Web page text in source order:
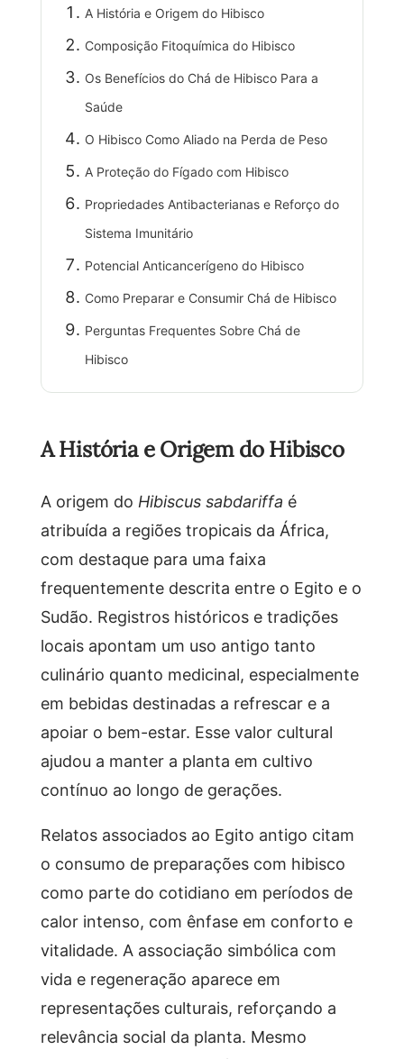
A História e Origem do Hibisco
Composição Fitoquímica do Hibisco
Os Benefícios do Chá de Hibisco Para a
Saúde
O Hibisco Como Aliado na Perda de Peso
A Proteção do Fígado com Hibisco
Propriedades Antibacterianas e Reforço do
Sistema Imunitário
Potencial Anticancerígeno do Hibisco
Como Preparar e Consumir Chá de Hibisco
Perguntas Frequentes Sobre Chá de
Hibisco
A História e Origem do Hibisco
A origem do Hibiscus sabdariffa é
atribuída a regiões tropicais da África,
com destaque para uma faixa
frequentemente descrita entre o Egito e o
Sudão. Registros históricos e tradições
locais apontam um uso antigo tanto
culinário quanto medicinal, especialmente
em bebidas destinadas a refrescar e a
apoiar o bem-estar. Esse valor cultural
ajudou a manter a planta em cultivo
contínuo ao longo de gerações.
Relatos associados ao Egito antigo citam
o consumo de preparações com hibisco
como parte do cotidiano em períodos de
calor intenso, com ênfase em conforto e
vitalidade. A associação simbólica com
vida e regeneração aparece em
representações culturais, reforçando a
relevância social da planta. Mesmo